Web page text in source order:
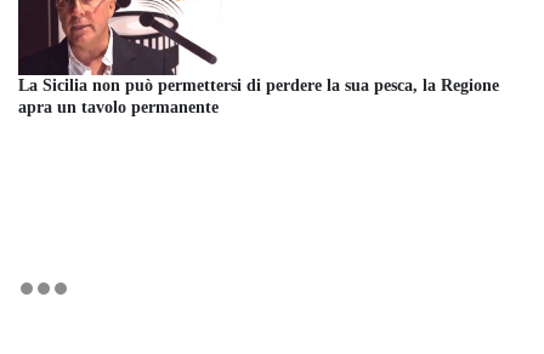
La Sicilia non può permettersi di perdere la sua pesca, la Regione
apra un tavolo permanente